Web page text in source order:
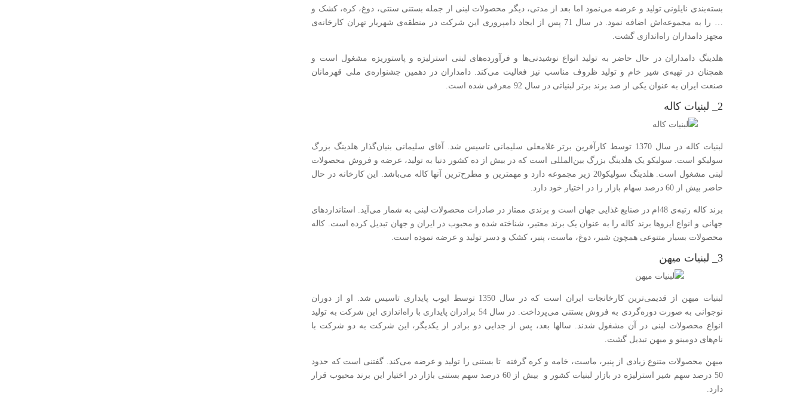
بسته‌بندی نایلونی تولید و عرضه می‌نمود اما بعد از مدتی، دیگر محصولات لبنی از جمله بستنی سنتی، دوغ، کره، کشک و
… را به مجموعه‌اش اضافه نمود. در سال 71 پس از ایجاد دامپروری این شرکت در منطقه‌ی شهریار تهران کارخانه‌ی
مجهز دامداران راه‌اندازی گشت.
هلدینگ دامداران در حال حاضر به تولید انواع نوشیدنی‌ها و فرآورده‌های لبنی استرلیزه و پاستوریزه مشغول است و
همچنان در تهیه‌ی شیر خام و تولید ظروف مناسب نیز فعالیت می‌کند. دامداران در دهمین جشنواره‌ی ملی قهرمانان
صنعت ایران به عنوان یکی از صد برند برتر لبنیاتی در سال 92 معرفی شده است.
2_ لبنیات کاله
لبنیات کاله در سال 1370 توسط کار‌آفرین برتر غلامعلی سلیمانی تاسیس شد. آقای سلیمانی بنیان‌گذار هلدینگ بزرگ
سولیکو است. سولیکو یک هلدینگ بزرگ بین‌المللی است که در بیش از ده کشور دنیا به تولید، عرضه و فروش محصولات
لبنی مشغول است. هلدینگ سولیکو20 زیر مجموعه دارد و مهمترین و مطرح‌ترین آنها کاله می‌باشد. این کارخانه در حال
حاضر بیش از 60 درصد سهام بازار را در اختیار خود دارد.
برند کاله رتبه‌ی 48‌ام در صنایع غذایی جهان است و برندی ممتاز در صادرات محصولات لبنی به شمار می‌آید. استانداردهای
جهانی و انواع ایزو‌ها برند کاله را به عنوان یک برند معتبر، شناخته شده و محبوب در ایران و جهان تبدیل کرده است. کاله
محصولات بسیار متنوعی همچون شیر، دوغ، ماست، پنیر، کشک و دسر تولید و عرضه نموده است.
3_ لبنیات میهن
لبنیات میهن از قدیمی‌ترین کارخانجات ایران است که در سال 1350 توسط ایوب پایداری تاسیس شد. او از دوران
نوجوانی به صورت دوره‌گردی به فروش بستنی می‌پرداخت. در سال 54 برادران پایداری با راه‌اندازی این شرکت به تولید
انواع محصولات لبنی در آن مشغول شدند. سالها بعد، پس از جدایی دو برادر از یکدیگر، این شرکت به دو شرکت با
نام‌های دومینو و میهن تبدیل گشت.
میهن محصولات متنوع زیادی از پنیر، ماست، خامه و کره گرفته تا بستنی را تولید و عرضه می‌کند. گفتنی است که حدود
50 درصد سهم شیر استرلیزه در بازار لبنیات کشور و بیش از 60 درصد سهم بستنی بازار در اختیار این برند محبوب قرار
دارد.